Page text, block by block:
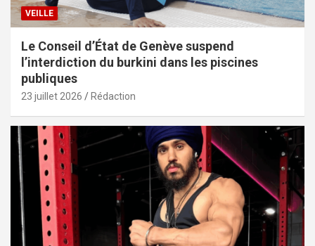
VEILLE
Le Conseil d’État de Genève suspend
l’interdiction du burkini dans les piscines
publiques
23 juillet 2026 Rédaction